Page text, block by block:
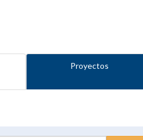
Proyectos